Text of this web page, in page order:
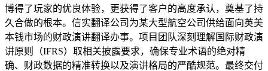
博得了玩家的优良体验，更获得了客户的高度承认，奠基了持
久合做的根本。信实翻译公司为某大型航空公司供给面向英美
本钱市场的财政演讲翻译办事。项目团队深刻理解国际财政演
讲原则（IFRS）取相关披露要求，确保专业术语的绝对精
确、财政数据的精准转换以及演讲格局的严酷规范。最终交付